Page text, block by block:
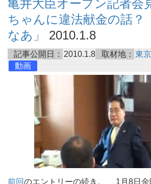
亀井大臣オープン記者会
ちゃんに違法献金の話
なあ」
2010.1.8
記事公開日： 2010.1.8 取材地： 東
動画
前回のエントリーの続き。 1月8日金